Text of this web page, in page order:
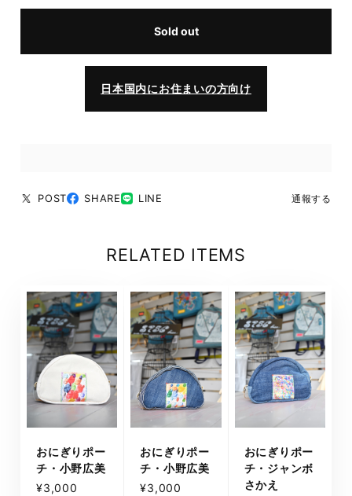
Sold out
日本国内にお住まいの方向け
POST SHARE LINE 通報する
RELATED ITEMS
おにぎりポー
チ・小野広美
¥3,000
おにぎりポー
チ・小野広美
¥3,000
おにぎりポー
チ・ジャンボ
さかえ